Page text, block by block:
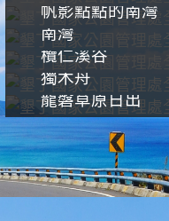
帆影點點的南灣
南灣
欖仁溪谷
獨木舟
龍磐草原日出